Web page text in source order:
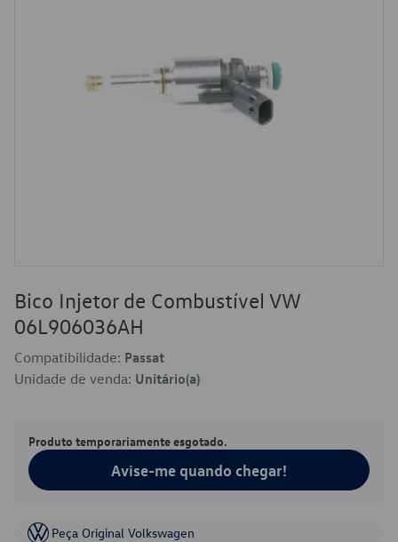
Bico Injetor de Combustível VW
06L906036AH
Compatibilidade: Passat
Unidade de venda: Unitário(a)
Produto temporariamente esgotado.
Avise-me quando chegar!
Peça Original Volkswagen